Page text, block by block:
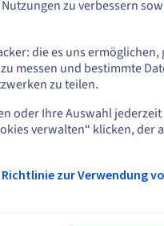
Veröffentlichungen.
möchten.
Um noch einen Schritt weiter
gehen, können Sie Ihre
mit Erweiterungen ausstatten,
die auf Ihr Ziel abgestimmt
Formularverwaltung,
Integration von sozialen
zu verbessern
die es uns ermöglichen,
messen und bestimmte
zu teilen.
oder Ihre Auswahl jederzeit
verwalten“ klicken, der
Richtlinie zur Verwendung